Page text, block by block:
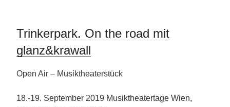
Trinkerpark. On the road mit
glanz&krawall
Open Air – Musiktheaterstück
18.-19. September 2019 Musiktheatertage Wien,